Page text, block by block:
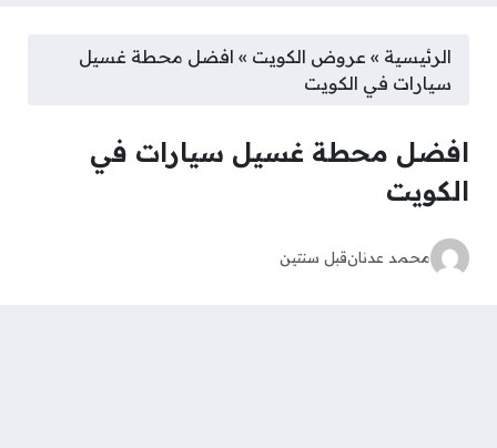
الرئيسية » عروض الكويت » افضل محطة غسيل
سيارات في الكويت
افضل محطة غسيل سيارات في
الكويت
محمد عدنانقبل سنتين